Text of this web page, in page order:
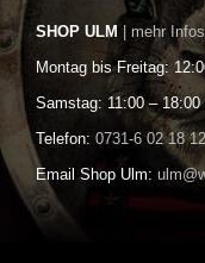
SHOP ULM | mehr Infos
Montag bis Freitag:
Samstag: 11:00 – 18:00
Telefon: 0731-6 02 18 12
Email Shop Ulm: